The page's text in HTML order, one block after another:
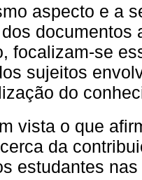
aspecto e a
documentos
focalizam-se
sujeitos
do
vista o que
da
estudantes